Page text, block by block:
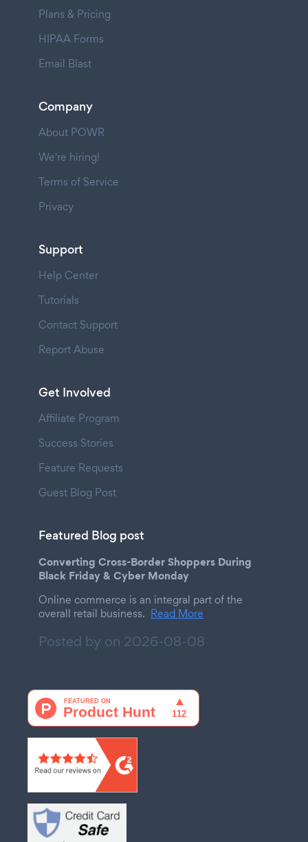
Plans & Pricing
HIPAA Forms
Email Blast
Company
About POWR
We're hiring!
Terms of Service
Privacy
Support
Help Center
Tutorials
Contact Support
Report Abuse
Get Involved
Affiliate Program
Success Stories
Feature Requests
Guest Blog Post
Featured Blog post
Converting Cross-Border Shoppers During
Black Friday & Cyber Monday
Online commerce is an integral part of the
overall retail business. Read More
Posted by on 2026-08-08